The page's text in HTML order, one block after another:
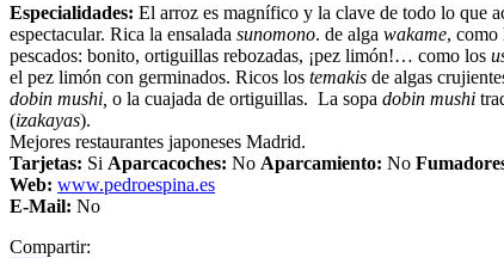
Especialidades: El arroz es magnífico y la clave de todo lo que
espectacular. Rica la ensalada sunomono. de alga wakame, como
pescados: bonito, ortiguillas rebozadas, ¡pez limón!… como los
el pez limón con germinados. Ricos los temakis de algas
dobin mushi, o la cuajada de ortiguillas. La sopa dobin mushi
(izakayas).
Mejores restaurantes japoneses Madrid.
Tarjetas: Si Aparcacoches: No Aparcamiento: No
Web: www.pedroespina.es
E-Mail: No
Compartir: